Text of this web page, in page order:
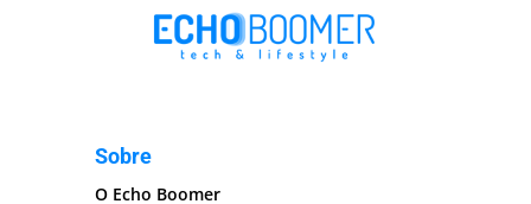
Sobre
O Echo Boomer